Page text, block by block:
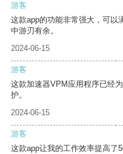
游客
这款app的功能非常强大，可以
中游刃有余。
2024-06-15
游客
这款加速器VPM应用程序已经
护。
2024-06-15
游客
这款app让我的工作效率提高了